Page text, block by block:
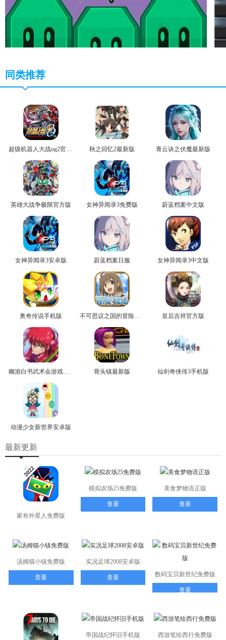
同类推荐
超级机器人大战og2官方版 秋之回忆2最新版 青云诀之伏魔最新版
英雄大战争极限官方版 女神异闻录3免费版 蔚蓝档案中文版
女神异闻录3安卓版 蔚蓝档案日服 女神异闻录3中文版
奥奇传说手机版 不可思议之国的冒险官方版 皇后吉祥官方版
幽游白书武术会游戏正版 骨头镇最新版 仙剑奇侠传3手机版
动漫少女新世界安卓版
最新更新
家有外星人免费版
模拟农场25免费版
查看
美食梦物语正版
查看
汤姆猫小镇免费版
查看
实况足球2008安卓版
查看 数码宝贝新世纪免费版
查看
帝国战纪怀旧手机版 西游笔绘西行免费版